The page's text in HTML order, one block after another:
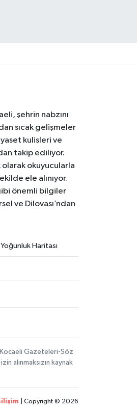
şehrin nabzını
sıcak gelişmeler
kulisleri ve
takip ediliyor.
okuyucularla
ele alınıyor.
önemli bilgiler
ve Dilovası’ndan
Haritası
Kocaeli Gazeteleri-Söz
alınmaksızın kaynak
| Copyright © 2026